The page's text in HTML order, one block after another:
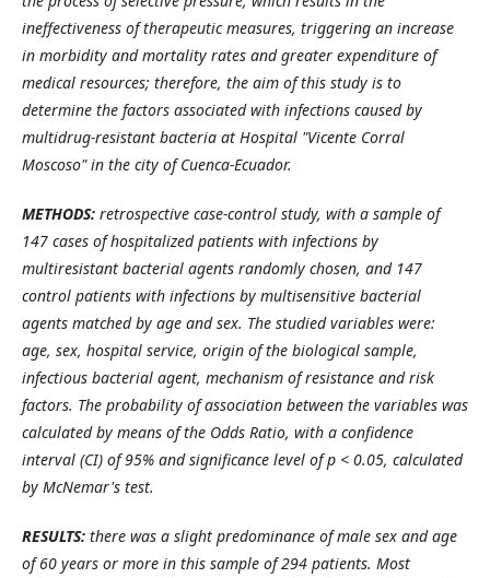
ineffectiveness of therapeutic measures, triggering an increase
in morbidity and mortality rates and greater expenditure of
medical resources; therefore, the aim of this study is to
determine the factors associated with infections caused by
multidrug-resistant bacteria at Hospital "Vicente Corral
Moscoso" in the city of Cuenca-Ecuador.
METHODS: retrospective case-control study, with a sample of
147 cases of hospitalized patients with infections by
multiresistant bacterial agents randomly chosen, and 147
control patients with infections by multisensitive bacterial
agents matched by age and sex. The studied variables were:
age, sex, hospital service, origin of the biological sample,
infectious bacterial agent, mechanism of resistance and risk
factors. The probability of association between the variables was
calculated by means of the Odds Ratio, with a confidence
interval (CI) of 95% and significance level of p < 0.05, calculated
by McNemar's test.
RESULTS: there was a slight predominance of male sex and age
of 60 years or more in this sample of 294 patients. Most